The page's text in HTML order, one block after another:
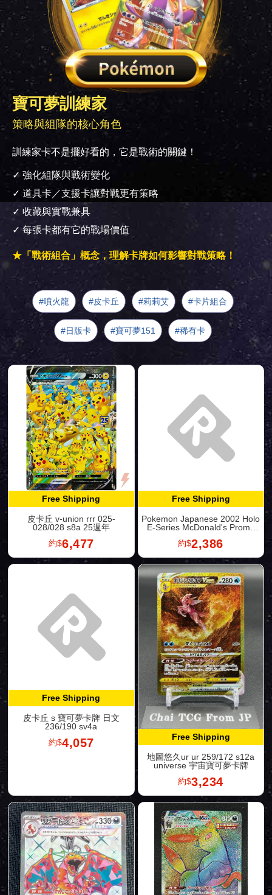
寶可夢訓練家
策略與組隊的核心角色
訓練家卡不是擺好看的，它是戰術的關鍵！
✓ 強化組隊與戰術變化
✓ 道具卡／支援卡讓對戰更有策略
✓ 收藏與實戰兼具
✓ 每張卡都有它的戰場價值
★「戰術組合」概念，理解卡牌如何影響對戰策略！
噴火龍 皮卡丘 莉莉艾 卡片組合
日版卡 寶可夢151 稀有卡
Free Shipping
皮卡丘 v-union rrr 025-
028/028 s8a 25週年
約$6,477
Free Shipping
Pokemon Japanese 2002 Holo
E-Series McDonald's Promo
約$2,386
Free Shipping
皮卡丘 s 寶可夢卡牌 日文
236/190 sv4a
約$4,057 Free Shipping
地圖悠久ur ur 259/172 s12a
universe 宇宙寶可夢卡牌
約$3,234